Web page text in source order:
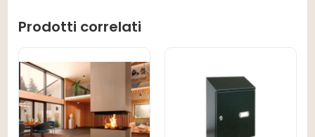
Prodotti correlati